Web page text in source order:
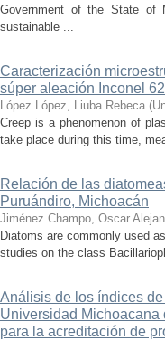
Government of the State of
sustainable ...
Caracterización
súper aleación Inconel
López López, Liuba Rebeca (
Creep is a phenomenon of
take place during this time,
Relación de las
Puruándiro, Michoacán
Jiménez Champo, Oscar
Diatoms are commonly used
studies on the class
Análisis de los índices
Universidad
para la acreditación de